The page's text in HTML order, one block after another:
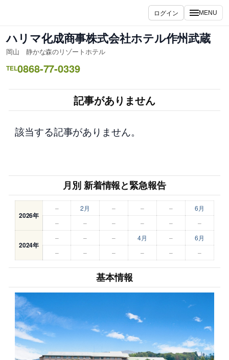
ス
キ
ッ
ログイン MENU
ハリマ化成商事株式会社ホテル作州武蔵
岡山 静かな森のリゾートホテル
TEL0868-77-0339
記事がありません
該当する記事がありません。
月別 新着情報と緊急報告
2026年
– 2月 – – –
6月
–
– – – – –
2024年
– – – 4月 –
6月
–
– – – – –
基本情報